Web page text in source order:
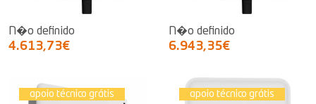
N�o definido
4.613,73€
N�o definido
6.943,35€
apoio técnico grátis apoio técnico grátis